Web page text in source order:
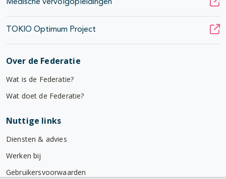
Medische vervolgopleidingen
TOKIO Optimum Project
Over de Federatie
Wat is de Federatie?
Wat doet de Federatie?
Nuttige links
Diensten & advies
Werken bij
Gebruikersvoorwaarden